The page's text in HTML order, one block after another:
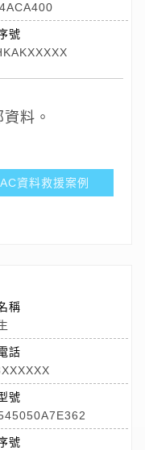
號
料。
資料救援案例
稱
話
號
號